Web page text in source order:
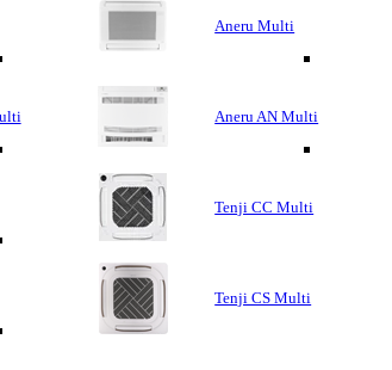
Aneru Multi
Aneru AN Multi
Tenji CC Multi
Tenji CS Multi